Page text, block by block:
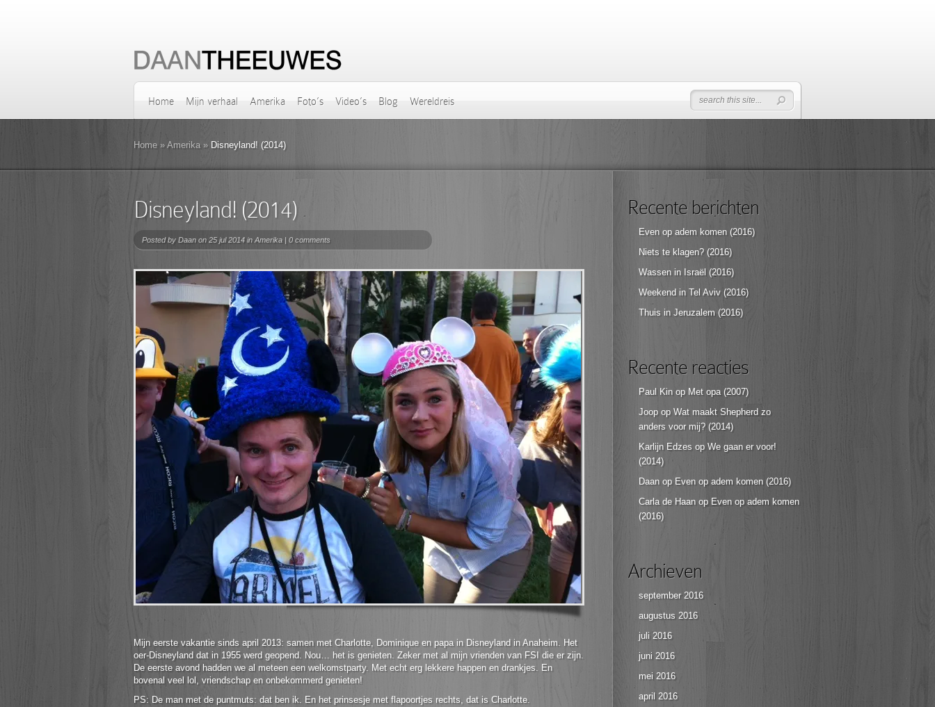
Home Mijn verhaal Amerika Foto’s Video’s Blog Wereldreis
Home » Amerika » Disneyland! (2014)
Disneyland! (2014)
Posted by Daan on 25 jul 2014 in Amerika | 0 comments
Mijn eerste vakantie sinds april 2013: samen met Charlotte, Dominique en papa in Disneyland in Anaheim. Het
oer-Disneyland dat in 1955 werd geopend. Nou… het is genieten. Zeker met al mijn vrienden van FSI die er zijn.
De eerste avond hadden we al meteen een welkomstparty. Met echt erg lekkere happen en drankjes. En
bovenal veel lol, vriendschap en onbekommerd genieten!
PS: De man met de puntmuts: dat ben ik. En het prinsesje met flapoortjes rechts, dat is Charlotte.
Recente berichten
Even op adem komen (2016)
Niets te klagen? (2016)
Wassen in Israël (2016)
Weekend in Tel Aviv (2016)
Thuis in Jeruzalem (2016)
Recente reacties
Paul Kin op Met opa (2007)
Joop op Wat maakt Shepherd zo
anders voor mij? (2014)
Karlijn Edzes op We gaan er voor!
(2014)
Daan op Even op adem komen (2016)
Carla de Haan op Even op adem komen
(2016)
Archieven
september 2016
augustus 2016
juli 2016
juni 2016
mei 2016
april 2016